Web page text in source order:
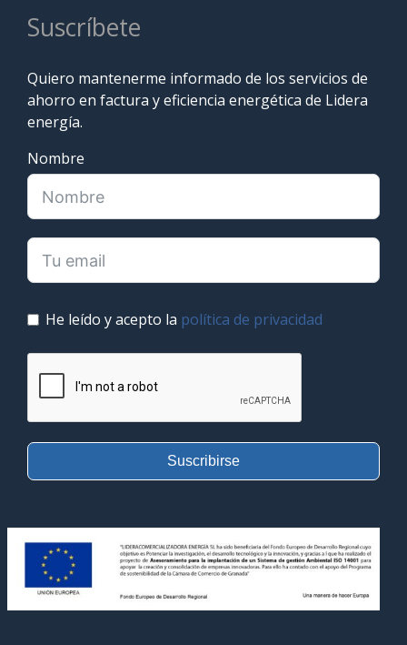
Suscríbete
Quiero mantenerme informado de los servicios de
ahorro en factura y eficiencia energética de Lidera
energía.
Nombre
He leído y acepto la política de privacidad
Suscribirse